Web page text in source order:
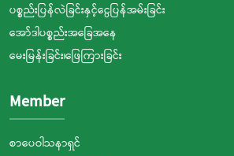
ပစ္စည်းပြန်လဲခြင်းနှင့်ငွေပြန်အမ်းခြင်း
အော်ဒါပစ္စည်းအခြေအနေ
မေးမြန်းခြင်း၊ဖြေကြားခြင်း
Member
စာပေဝါသနာရှင်